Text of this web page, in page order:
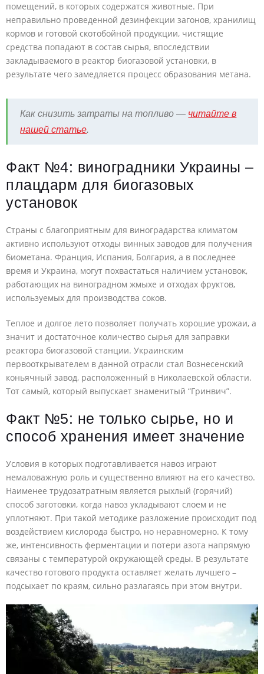
помещений, в которых содержатся животные. При
неправильно проведенной дезинфекции загонов, хранилищ
кормов и готовой скотобойной продукции, чистящие
средства попадают в состав сырья, впоследствии
закладываемого в реактор биогазовой установки, в
результате чего замедляется процесс образования метана.
Как снизить затраты на топливо — читайте в
нашей статье.
Факт №4: виноградники Украины –
плацдарм для биогазовых
установок
Страны с благоприятным для виноградарства климатом
активно используют отходы винных заводов для получения
биометана. Франция, Испания, Болгария, а в последнее
время и Украина, могут похвастаться наличием установок,
работающих на виноградном жмыхе и отходах фруктов,
используемых для производства соков.
Теплое и долгое лето позволяет получать хорошие урожаи, а
значит и достаточное количество сырья для заправки
реактора биогазовой станции. Украинским
первооткрывателем в данной отрасли стал Вознесенский
коньячный завод, расположенный в Николаевской области.
Тот самый, который выпускает знаменитый “Гринвич”.
Факт №5: не только сырье, но и
способ хранения имеет значение
Условия в которых подготавливается навоз играют
немаловажную роль и существенно влияют на его качество.
Наименее трудозатратным является рыхлый (горячий)
способ заготовки, когда навоз укладывают слоем и не
уплотняют. При такой методике разложение происходит под
воздействием кислорода быстро, но неравномерно. К тому
же, интенсивность ферментации и потери азота напрямую
связаны с температурой окружающей среды. В результате
качество готового продукта оставляет желать лучшего –
подсыхает по краям, сильно разлагаясь при этом внутри.